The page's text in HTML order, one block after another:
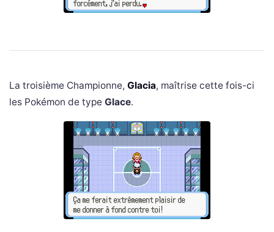
La troisième Championne, Glacia, maîtrise cette fois-ci
les Pokémon de type Glace.